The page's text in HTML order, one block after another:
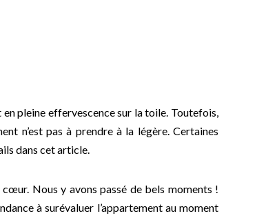
pleine effervescence sur la toile. Toutefois,
n’est pas à prendre à la légère. Certaines
dans cet article.
Nous y avons passé de bels moments !
à surévaluer l’appartement au moment